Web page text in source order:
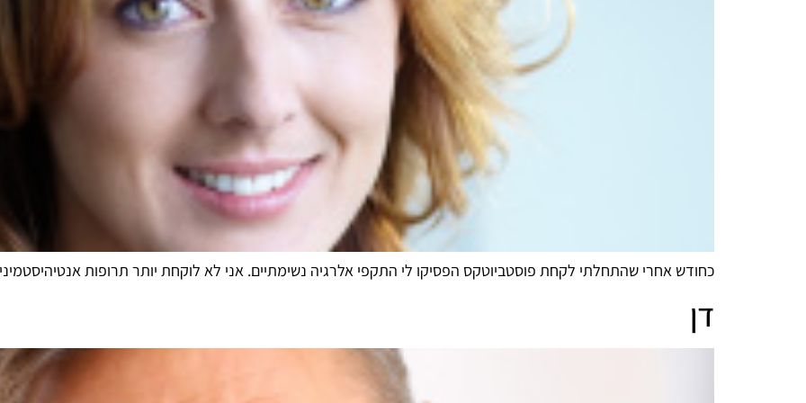
כחודש אחרי שהתחלתי לקחת פוסטביוטקס הפסיקו לי התקפי אלרגיה נשימתיים. אני לא לוקחת יותר תרופות
דן